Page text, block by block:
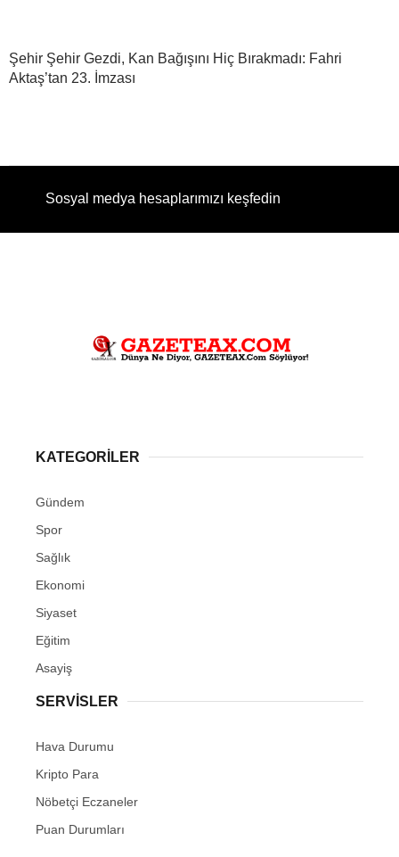
Şehir Şehir Gezdi, Kan Bağışını Hiç Bırakmadı: Fahri
Aktaş’tan 23. İmzası
Sosyal medya hesaplarımızı keşfedin
KATEGORİLER
Gündem
Spor
Sağlık
Ekonomi
Siyaset
Eğitim
Asayiş
SERVİSLER
Hava Durumu
Kripto Para
Nöbetçi Eczaneler
Puan Durumları